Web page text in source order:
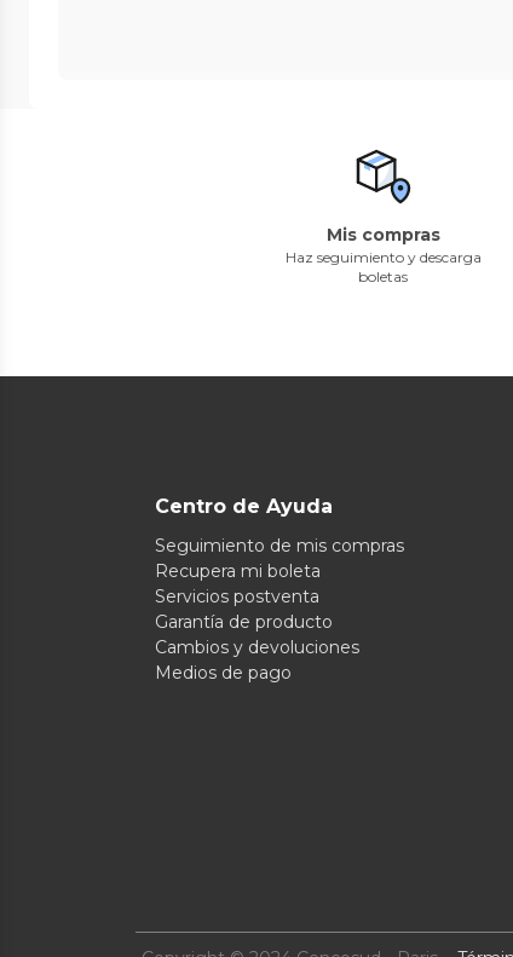
Mis compras
Haz seguimiento y descarga
boletas
Centro de Ayuda
Seguimiento de mis compras
Recupera mi boleta
Servicios postventa
Garantía de producto
Cambios y devoluciones
Medios de pago